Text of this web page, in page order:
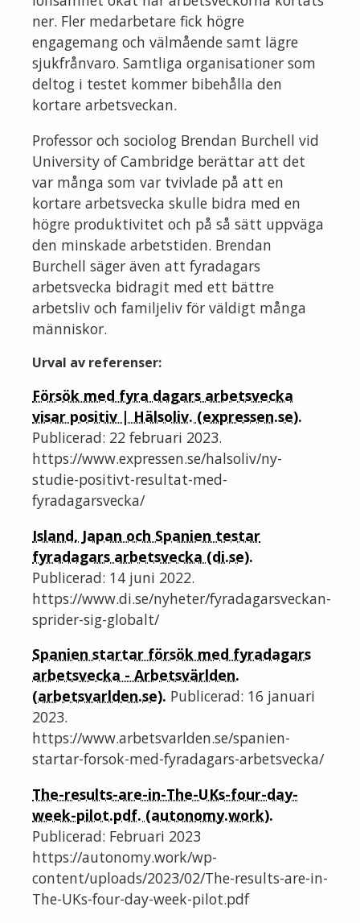
ner. Fler medarbetare fick högre
engagemang och välmående samt lägre
sjukfrånvaro. Samtliga organisationer som
deltog i testet kommer bibehålla den
kortare arbetsveckan.
Professor och sociolog Brendan Burchell vid
University of Cambridge berättar att det
var många som var tvivlade på att en
kortare arbetsvecka skulle bidra med en
högre produktivitet och på så sätt uppväga
den minskade arbetstiden. Brendan
Burchell säger även att fyradagars
arbetsvecka bidragit med ett bättre
arbetsliv och familjeliv för väldigt många
människor.
Urval av referenser:
Försök med fyra dagars arbetsvecka
visar positiv | Hälsoliv. (expressen.se).
Publicerad: 22 februari 2023.
https://www.expressen.se/halsoliv/ny-
studie-positivt-resultat-med-
fyradagarsvecka/
Island, Japan och Spanien testar
fyradagars arbetsvecka (di.se).
Publicerad: 14 juni 2022.
https://www.di.se/nyheter/fyradagarsveckan-
sprider-sig-globalt/
Spanien startar försök med fyradagars
arbetsvecka - Arbetsvärlden.
(arbetsvarlden.se). Publicerad: 16 januari
2023.
https://www.arbetsvarlden.se/spanien-
startar-forsok-med-fyradagars-arbetsvecka/
The-results-are-in-The-UKs-four-day-
week-pilot.pdf. (autonomy.work).
Publicerad: Februari 2023
https://autonomy.work/wp-
content/uploads/2023/02/The-results-are-in-
The-UKs-four-day-week-pilot.pdf